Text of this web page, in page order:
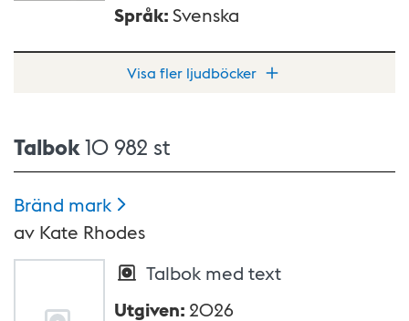
Språk:Svenska
Visa fler ljudböcker
Talbok10 982 st
Bränd mark
av Kate Rhodes
Talbok med text
Utgiven: 2026